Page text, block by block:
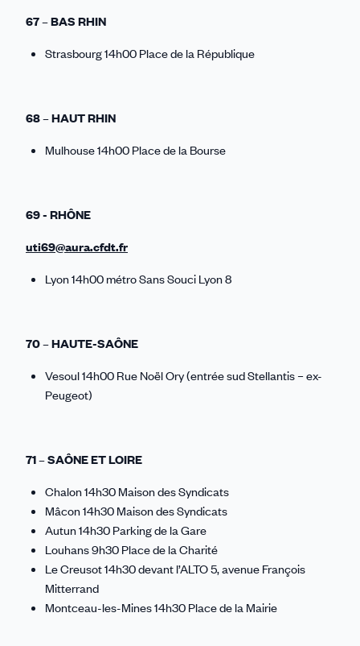
67 – BAS RHIN
Strasbourg 14h00 Place de la République
68 – HAUT RHIN
Mulhouse 14h00 Place de la Bourse
69 - RHÔNE
uti69@aura.cfdt.fr
Lyon 14h00 métro Sans Souci Lyon 8
70 – HAUTE-SAÔNE
Vesoul 14h00 Rue Noël Ory (entrée sud Stellantis – ex-
Peugeot)
71 – SAÔNE ET LOIRE
Chalon 14h30 Maison des Syndicats
Mâcon 14h30 Maison des Syndicats
Autun 14h30 Parking de la Gare
Louhans 9h30 Place de la Charité
Le Creusot 14h30 devant l’ALTO 5, avenue François
Mitterrand
Montceau-les-Mines 14h30 Place de la Mairie